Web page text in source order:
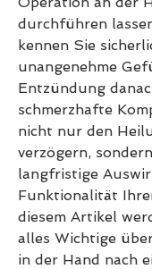
durchführen
kennen Sie
unangenehme
Entzündung
schmerzhafte
nicht nur den
verzögern,
langfristige
Funktionalität
diesem Artikel
alles Wichtige
in der Hand nach